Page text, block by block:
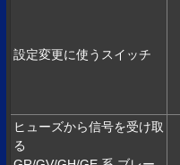
設定変更に使うスイッチ
ヒューズから信号を受け取
る